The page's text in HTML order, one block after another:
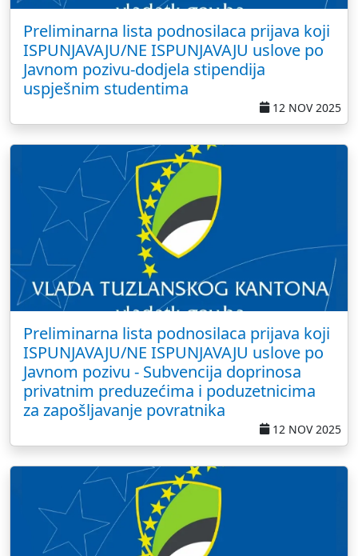
Preliminarna lista podnosilaca prijava koji
ISPUNJAVAJU/NE ISPUNJAVAJU uslove po
Javnom pozivu-dodjela stipendija
uspješnim studentima
12 NOV 2025
Preliminarna lista podnosilaca prijava koji
ISPUNJAVAJU/NE ISPUNJAVAJU uslove po
Javnom pozivu - Subvencija doprinosa
privatnim preduzećima i poduzetnicima
za zapošljavanje povratnika
12 NOV 2025